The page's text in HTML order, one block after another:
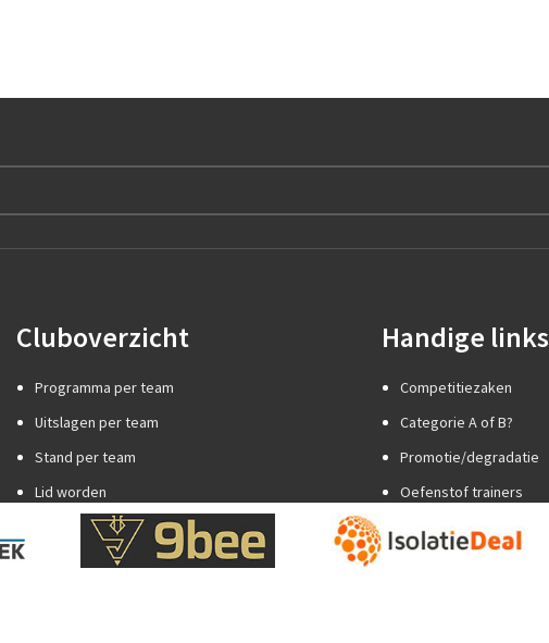
Cluboverzicht
Programma per team
Uitslagen per team
Stand per team
Lid worden
Internationaal jeugdtoernooi
Sponsor worden
Handige links
Competitiezaken
Categorie A of B?
Promotie/degradatie
Oefenstof trainers
Spelregels